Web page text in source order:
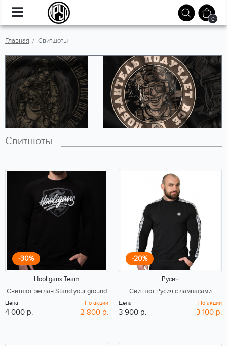
0
Главная Свитшоты
Свитшоты
-30%
Hooligans Team
Свитшот реглан Stand your ground
Цена
4 000 р.
По акции
2 800 р.
-20%
Русич
Свитшот Русич с лампасами
Цена
3 900 р.
По акции
3 100 р.